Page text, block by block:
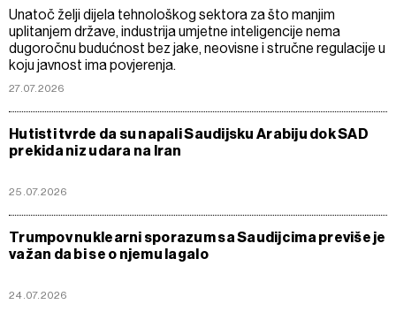
Unatoč želji dijela tehnološkog sektora za što manjim
uplitanjem države, industrija umjetne inteligencije nema
dugoročnu budućnost bez jake, neovisne i stručne regulacije u
koju javnost ima povjerenja.
27.07.2026
Hutisti tvrde da su napali Saudijsku Arabiju dok SAD
prekida niz udara na Iran
25.07.2026
Trumpov nuklearni sporazum sa Saudijcima previše je
važan da bi se o njemu lagalo
24.07.2026